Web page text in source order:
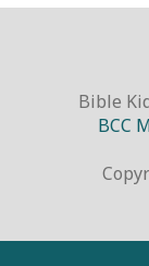
Bible
BCC